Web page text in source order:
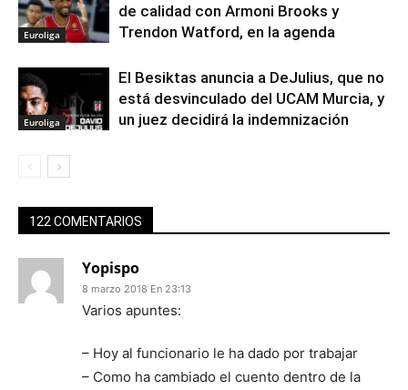
Euroliga
de calidad con Armoni Brooks y
Trendon Watford, en la agenda
Euroliga
El Besiktas anuncia a DeJulius, que no
está desvinculado del UCAM Murcia, y
un juez decidirá la indemnización
122 COMENTARIOS
Yopispo
8 marzo 2018 En 23:13
Varios apuntes:
– Hoy al funcionario le ha dado por trabajar
– Como ha cambiado el cuento dentro de la